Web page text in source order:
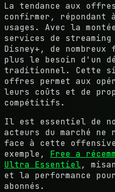
La tendance aux
confirmer,
usages. Avec la
services de streaming
Disney+, de
plus le besoin d'un
traditionnel. Cette
offres permet aux
leurs coûts et de
compétitifs.
Il est essentiel de
acteurs du marché
face à cette
exemple, Free a
Ultra Essentiel,
et la performance
abonnés.